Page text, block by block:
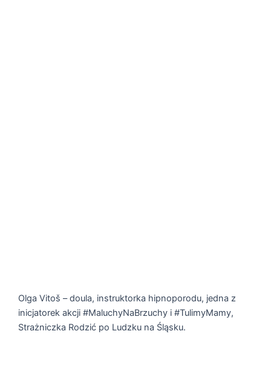
Olga Vitoš – doula, instruktorka hipnoporodu, jedna z
inicjatorek akcji #MaluchyNaBrzuchy i #TulimyMamy,
Strażniczka Rodzić po Ludzku na Śląsku.